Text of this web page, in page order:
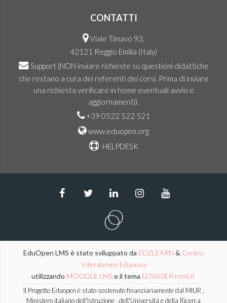
CONTATTI
Viale Timavo 93,
42121 Reggio Emilia (Italy)
Support (NON inviare richieste su questioni didattiche
che restano a cura dei referenti dei corsi. Prima di inviare
una richiesta verificare in home eventuali avvisi e
aggiornamenti).
+39 0522 522 521
www.eduopen.org
HELPDESK
EduOpen LMS è stato sviluppato da EDZLEARN & Centro
Interateneo Edunova
utilizzando MOODLE LMSe il tema EDWISER remUI
Il Progetto Eduopen è stato sostenuto finanziariamente dal MIUR ,
Ministero italiano dell'Istruzione , dell'Università e della Ricerca